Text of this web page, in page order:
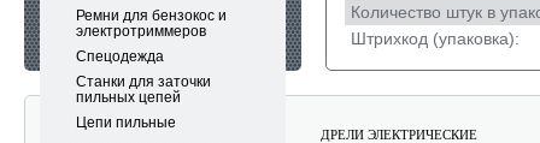
Ремни для бензокос и
электротриммеров
Спецодежда
Станки для заточки
пильных цепей
Цепи пильные
Количество штук в
Штрихкод (упаковка):
АККУМУЛЯТОРНЫЕ САДОВЫЕ
ДРЕЛИ ЭЛЕКТРИЧЕСКИЕ